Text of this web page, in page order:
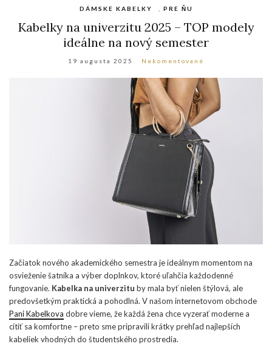
DÁMSKE KABELKY PRE ŇU
Kabelky na univerzitu 2025 – TOP modely
ideálne na nový semester
19 augusta 2025 Nekomentované
Začiatok nového akademického semestra je ideálnym momentom na
osvieženie šatníka a výber doplnkov, ktoré uľahčia každodenné
fungovanie. Kabelka na univerzitu by mala byť nielen štýlová, ale
predovšetkým praktická a pohodlná. V našom internetovom obchode
Pani Kabelkova dobre vieme, že každá žena chce vyzerať moderne a
cítiť sa komfortne – preto sme pripravili krátky prehľad najlepších
kabeliek vhodných do študentského prostredia.